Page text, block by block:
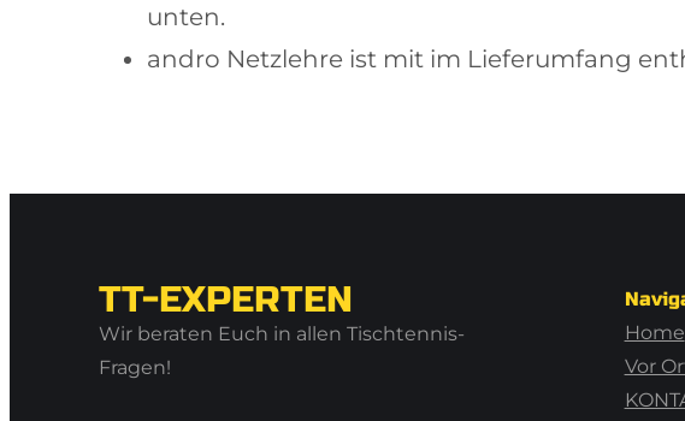
unten.
andro Netzlehre ist mit im Lieferumfang
TT-EXPERTEN
Wir beraten Euch in allen Tischtennis-
Fragen!
Home
Vor